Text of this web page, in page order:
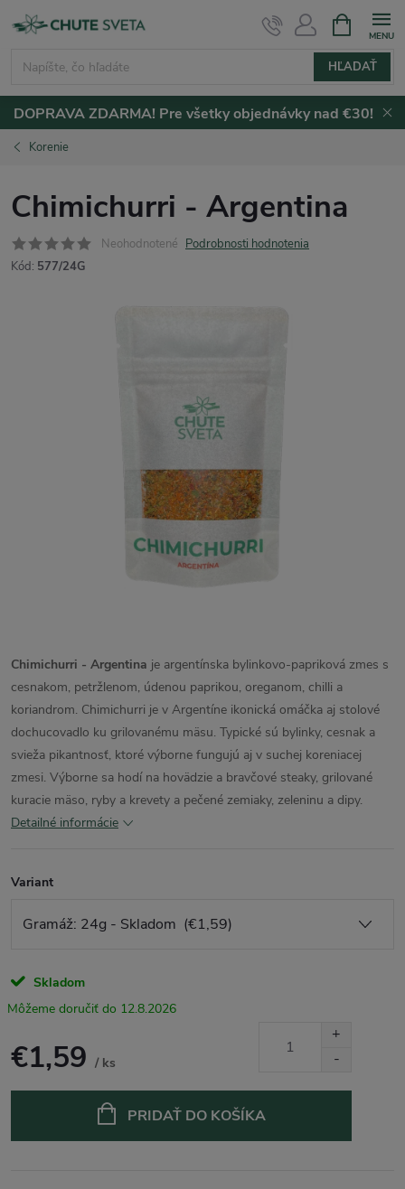
Prejsť
HĽADAŤ
KOŠÍK
DOPRAVA ZDARMA! Pre všetky objednávky nad €30!
Korenie
Chimichurri - Argentina
Neohodnotené Podrobnosti hodnotenia
Kód: 577/24G
Chimichurri - Argentina je argentínska bylinkovo-papriková zmes s
cesnakom, petržlenom, údenou paprikou, oreganom, chilli a
koriandrom. Chimichurri je v Argentíne ikonická omáčka aj stolové
dochucovadlo ku grilovanému mäsu. Typické sú bylinky, cesnak a
svieža pikantnosť, ktoré výborne fungujú aj v suchej koreniacej
zmesi. Výborne sa hodí na hovädzie a bravčové steaky, grilované
kuracie mäso, ryby a krevety a pečené zemiaky, zeleninu a dipy.
Detailné informácie
Variant
Skladom
12.8.2026
€1,59 / ks
PRIDAŤ DO KOŠÍKA